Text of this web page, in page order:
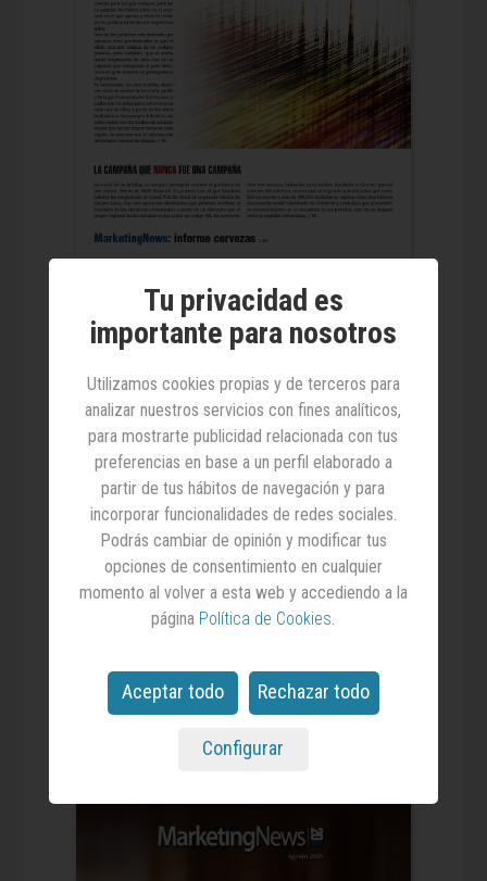
31.07.2026
Revista Anuncios 1750
Desde Euskadi hasta Canarias y desde
Extremadura a Baleares, una veintena de
profesionales de agencias repartidas por toda
España analizan en el Nº 1750 de 'Anuncios'
cómo es el mercado publicitario y el ejercicio
de la profesión en sus respectivos territorios.
Las páginas especiales dedicadas a los
mercados de proximidad se completan con
datos de InfoAdex sobre la inversión
publicitaria por comunidades autónomas y sus
principales anunciantes, así como con
información del EGM sobre los medios con
mayor cuota en cada región.
12,90€ Comprar
Tu privacidad es
importante para nosotros
Utilizamos cookies propias y de terceros para
analizar nuestros servicios con fines analíticos,
para mostrarte publicidad relacionada con tus
preferencias en base a un perfil elaborado a
partir de tus hábitos de navegación y para
incorporar funcionalidades de redes sociales.
Podrás cambiar de opinión y modificar tus
opciones de consentimiento en cualquier
momento al volver a esta web y accediendo a la
página Política de Cookies.
Aceptar todo Rechazar todo
Configurar